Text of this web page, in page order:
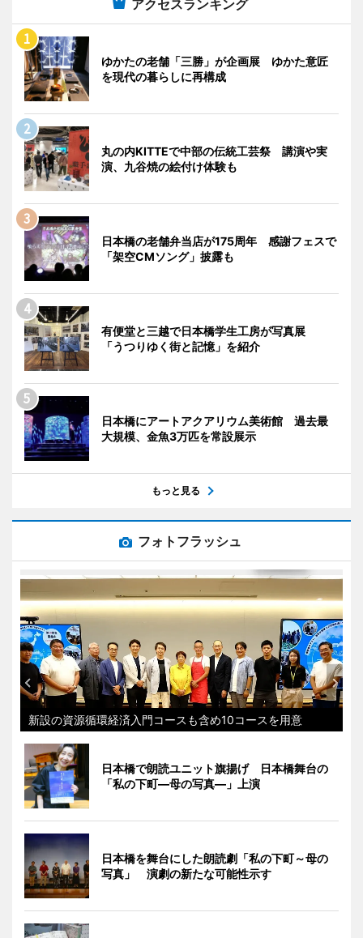
アクセスランキング
ゆかたの老舗「三勝」が企画展 ゆかた意匠
を現代の暮らしに再構成
丸の内KITTEで中部の伝統工芸祭 講演や実
演、九谷焼の絵付け体験も
日本橋の老舗弁当店が175周年 感謝フェスで
「架空CMソング」披露も
有便堂と三越で日本橋学生工房が写真展
「うつりゆく街と記憶」を紹介
日本橋にアートアクアリウム美術館 過去最
大規模、金魚3万匹を常設展示
もっと見る
フォトフラッシュ
新設の資源循環経済入門コースも含め10コースを用意
日本橋で朗読ユニット旗揚げ 日本橋舞台の
「私の下町―母の写真―」上演
日本橋を舞台にした朗読劇「私の下町～母の
写真」 演劇の新たな可能性示す